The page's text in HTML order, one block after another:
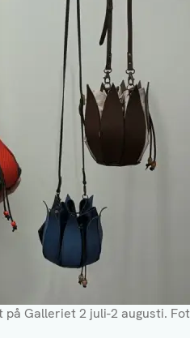
Galleriet 2 juli-2 augusti.